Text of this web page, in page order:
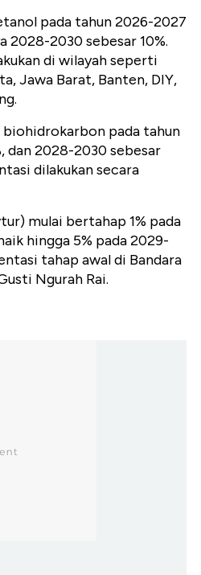
pada tahun 2026-2027
2028-2030 sebesar 10%.
di wilayah seperti
Jawa Barat, Banten, DIY,
biohidrokarbon pada tahun
dan 2028-2030 sebesar
dilakukan secara
mulai bertahap 1% pada
hingga 5% pada 2029-
tahap awal di Bandara
Ngurah Rai.